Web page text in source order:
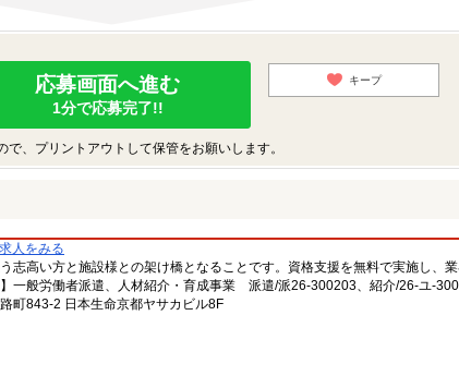
応募画面へ進む
1分で応募完了!!
キープ
、プリントアウトして保管をお願いします。
人をみる
志高い方と施設様との架け橋となることです。資格支援を無料で実施し、
一般労働者派遣、人材紹介・育成事業 派遣/派26-300203、紹介/26-ユ-
町843-2 日本生命京都ヤサカビル8F